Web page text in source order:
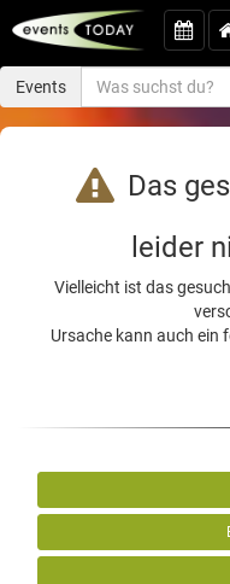
Events
Das
leider
Vielleicht ist das
Ursache kann auch ein